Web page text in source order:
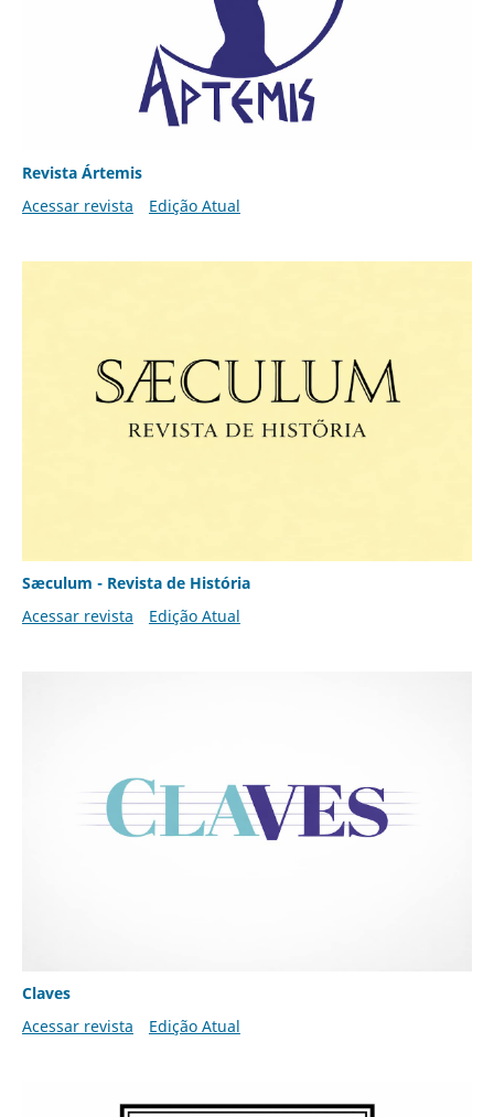
Revista Ártemis
Acessar revista
Edição Atual
Sæculum - Revista de História
Acessar revista
Edição Atual
Claves
Acessar revista
Edição Atual